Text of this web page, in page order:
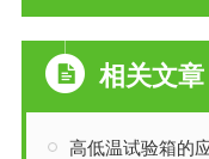
相关文章
高低温试验箱的